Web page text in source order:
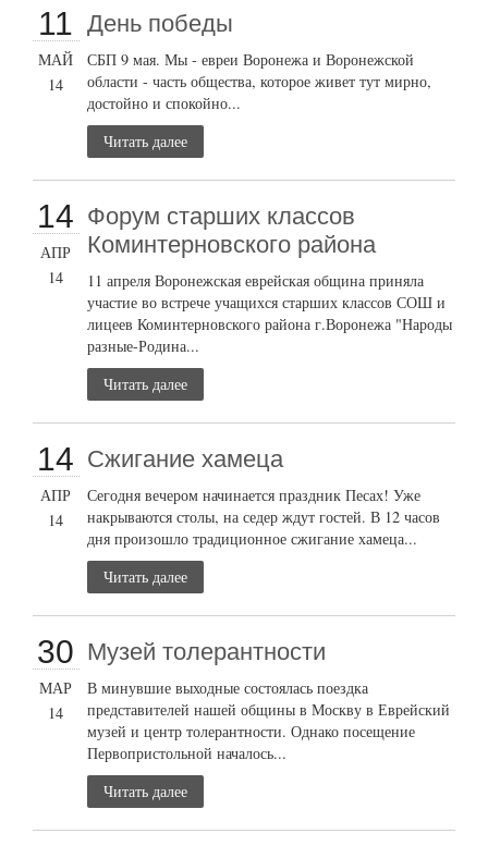
11
МАЙ
14
День победы
СБП 9 мая. Мы - евреи Воронежа и Воронежской
области - часть общества, которое живет тут мирно,
достойно и спокойно...
Читать далее
14
АПР
14
Форум старших классов
Коминтерновского района
11 апреля Воронежская еврейская община приняла
участие во встрече учащихся старших классов СОШ и
лицеев Коминтерновского района г.Воронежа "Народы
разные-Родина...
Читать далее
14
АПР
14
Сжигание хамеца
Сегодня вечером начинается праздник Песах! Уже
накрываются столы, на седер ждут гостей. В 12 часов
дня произошло традиционное сжигание хамеца...
Читать далее
30
МАР
14
Музей толерантности
В минувшие выходные состоялась поездка
представителей нашей общины в Москву в Еврейский
музей и центр толерантности. Однако посещение
Первопристольной началось...
Читать далее